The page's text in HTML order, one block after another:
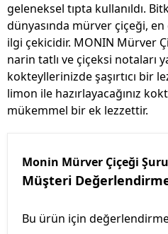
geleneksel tıpta kullanıldı.
dünyasında mürver çiçeği,
ilgi çekicidir. MONIN Mürver
narin tatlı ve çiçeksi notaları
kokteyllerinizde şaşırtıcı bir
limon ile hazırlayacağınız
mükemmel bir ek lezzettir.
Monin Mürver Çiçeği
Müşteri
Bu ürün için